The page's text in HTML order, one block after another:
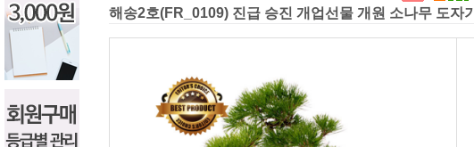
해송2호(FR_0109) 진급 승진 개업선물 개원 소나무 도자기